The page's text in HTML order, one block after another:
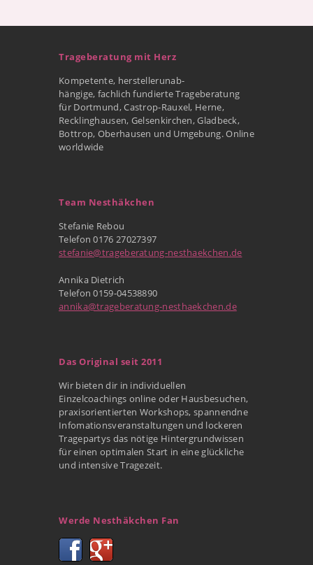
Trageberatung mit Herz
Kompetente, herstellerunab-
hängige, fachlich fundierte Trageberatung
für Dortmund, Castrop-Rauxel, Herne,
Recklinghausen, Gelsenkirchen, Gladbeck,
Bottrop, Oberhausen und Umgebung. Online
worldwide
Team Nesthäkchen
Stefanie Rebou
Telefon 0176 27027397
stefanie@trageberatung-nesthaekchen.de
Annika Dietrich
Telefon 0159-04538890
annika@trageberatung-nesthaekchen.de
Das Original seit 2011
Wir bieten dir in individuellen
Einzelcoachings online oder Hausbesuchen,
praxisorientierten Workshops, spannendne
Infomationsveranstaltungen und lockeren
Tragepartys das nötige Hintergrundwissen
für einen optimalen Start in eine glückliche
und intensive Tragezeit.
Werde Nesthäkchen Fan